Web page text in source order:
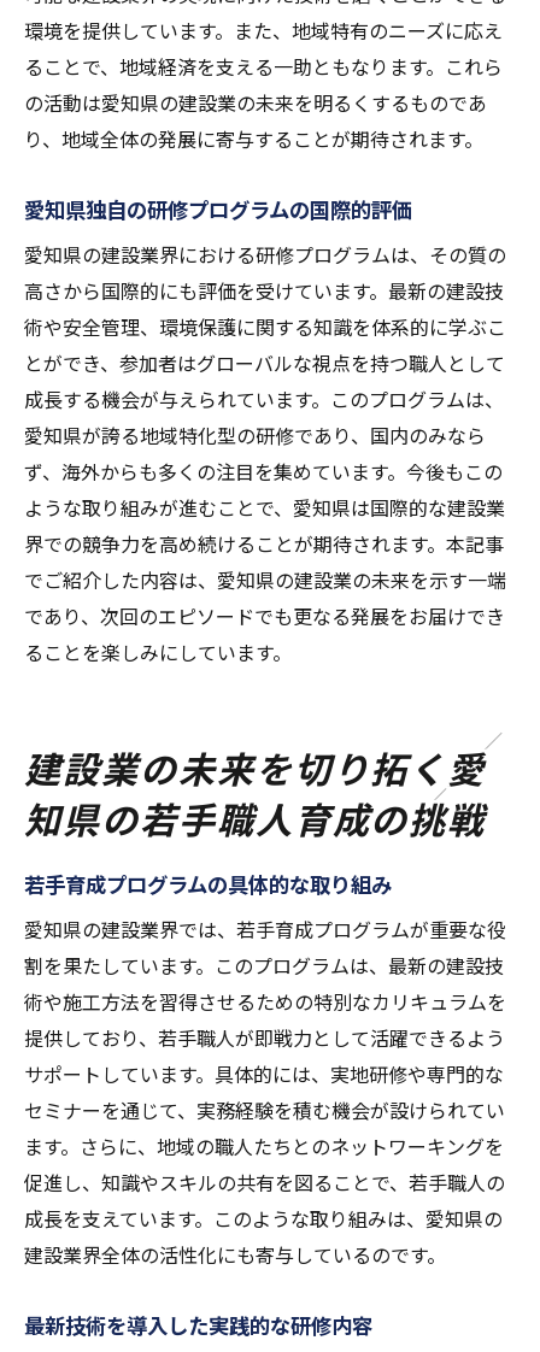
次世代を支える若手リーダーの育成
若手職人が直面する課題とその克服方法
愛知県建設業界の未来を見据えた育成プラ
ン
環境を提供しています。また、地域特有のニーズに応え
ることで、地域経済を支える一助ともなります。これら
の活動は愛知県の建設業の未来を明るくするものであ
り、地域全体の発展に寄与することが期待されます。
愛知県独自の研修プログラムの国際的評価
愛知県の建設業界における研修プログラムは、その質の
高さから国際的にも評価を受けています。最新の建設技
術や安全管理、環境保護に関する知識を体系的に学ぶこ
とができ、参加者はグローバルな視点を持つ職人として
成長する機会が与えられています。このプログラムは、
愛知県が誇る地域特化型の研修であり、国内のみなら
ず、海外からも多くの注目を集めています。今後もこの
ような取り組みが進むことで、愛知県は国際的な建設業
界での競争力を高め続けることが期待されます。本記事
でご紹介した内容は、愛知県の建設業の未来を示す一端
であり、次回のエピソードでも更なる発展をお届けでき
ることを楽しみにしています。
建設業の未来を切り拓く愛
知県の若手職人育成の挑戦
若手育成プログラムの具体的な取り組み
愛知県の建設業界では、若手育成プログラムが重要な役
割を果たしています。このプログラムは、最新の建設技
術や施工方法を習得させるための特別なカリキュラムを
提供しており、若手職人が即戦力として活躍できるよう
サポートしています。具体的には、実地研修や専門的な
セミナーを通じて、実務経験を積む機会が設けられてい
ます。さらに、地域の職人たちとのネットワーキングを
促進し、知識やスキルの共有を図ることで、若手職人の
成長を支えています。このような取り組みは、愛知県の
建設業界全体の活性化にも寄与しているのです。
最新技術を導入した実践的な研修内容